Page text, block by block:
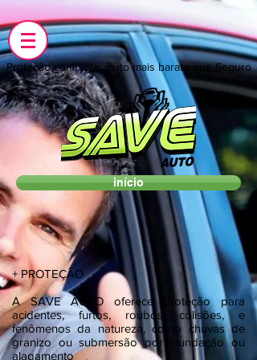
Proteção completa, muto mais barato que Seguro
início
+ PROTEÇÃO
A SAVE AUTO oferece proteção para
acidentes, furtos, roubos, colisões, e
fenômenos da natureza, como chuvas de
granizo ou submersão por inundação ou
alagamento